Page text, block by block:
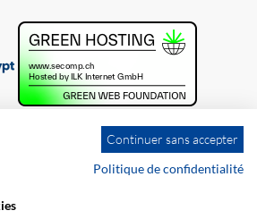
Continuer sans accepter
Politique de confidentialité